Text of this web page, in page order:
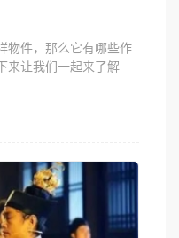
物件，那么它有哪些作
来让我们一起来了解